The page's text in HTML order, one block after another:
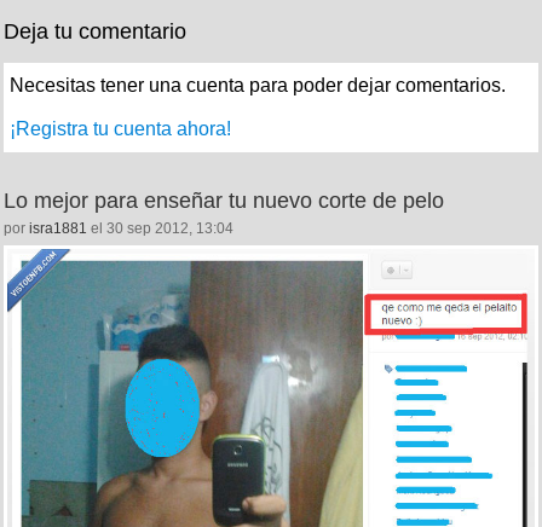
Deja tu comentario
Necesitas tener una cuenta para poder dejar comentarios.
¡Registra tu cuenta ahora!
Lo mejor para enseñar tu nuevo corte de pelo
por isra1881 el 30 sep 2012, 13:04